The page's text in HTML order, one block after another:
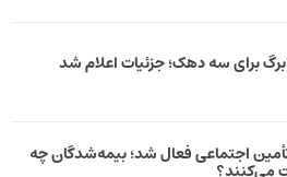
سه دهک؛ جزئیات اعلام شد
اجتماعی فعال شد؛ بیمه‌شدگان چه